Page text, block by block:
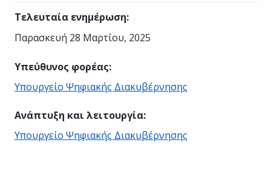
Τελευταία ενημέρωση:
Παρασκευή 28 Μαρτίου, 2025
Υπεύθυνος φορέας:
Υπουργείο Ψηφιακής Διακυβέρνησης
Ανάπτυξη και λειτουργία:
Υπουργείο Ψηφιακής Διακυβέρνησης